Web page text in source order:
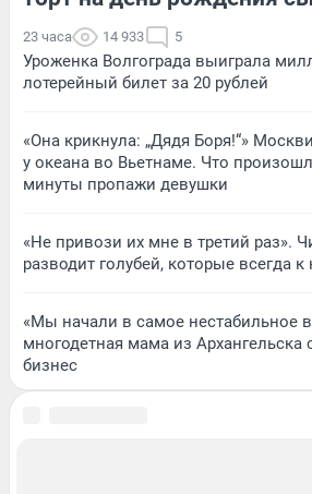
23 часа 14 933 5
Уроженка Волгограда выиграла
лотерейный билет за 20 рублей
«Она крикнула: „Дядя Боря!“»
у океана во Вьетнаме. Что
минуты пропажи девушки
«Не привози их мне в третий раз».
разводит голубей, которые всегда
«Мы начали в самое нестабильное
многодетная мама из Архангельска
бизнес